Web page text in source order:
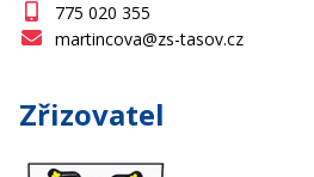
775 020 355
martincova@zs-tasov.cz
Zřizovatel